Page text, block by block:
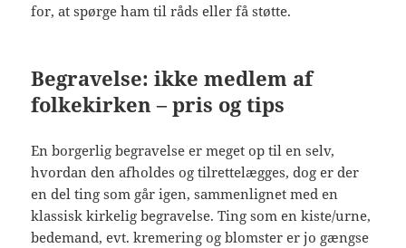
for, at spørge ham til råds eller få støtte.
Begravelse: ikke medlem af
folkekirken – pris og tips
En borgerlig begravelse er meget op til en selv,
hvordan den afholdes og tilrettelægges, dog er der
en del ting som går igen, sammenlignet med en
klassisk kirkelig begravelse. Ting som en kiste/urne,
bedemand, evt. kremering og blomster er jo gængse